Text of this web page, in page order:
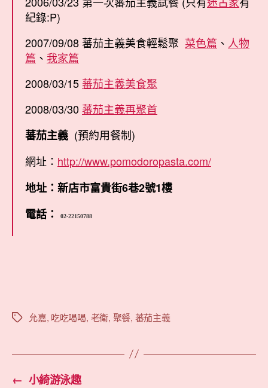
紀錄:P)
2007/09/08 蕃茄主義美食輕鬆聚 菜色篇 、 人物
篇 、 我家篇
2008/03/15蕃茄主義美食聚
2008/03/30蕃茄主義再聚首
蕃茄主義 (預約用餐制)
網址： http://www.pomodoropasta.com/
地址：新店市富貴街6巷2號1樓
電話：
02-22150788
標
允嘉, 吃吃喝喝, 老衛, 聚餐, 蕃茄主義
← 小綺游泳趣